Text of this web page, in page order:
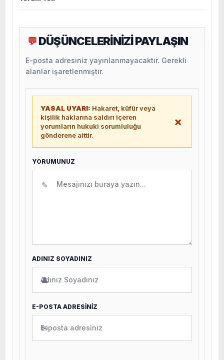
💬 DÜŞÜNCELERİNİZİ PAYLAŞIN
E-posta adresiniz yayınlanmayacaktır. Gerekli
alanlar işaretlenmiştir.
YASAL UYARI: Hakaret, küfür veya
kişilik haklarına saldırı içeren
yorumların hukuki sorumluluğu
gönderene aittir.
×
YORUMUNUZ
✎
ADINIZ SOYADINIZ
👤
E-POSTA ADRESİNİZ
✉